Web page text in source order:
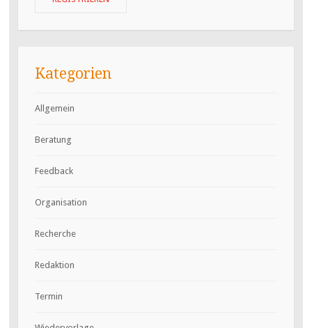
Kategorien
Allgemein
Beratung
Feedback
Organisation
Recherche
Redaktion
Termin